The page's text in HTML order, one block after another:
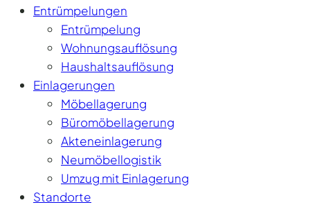
Entrümpelungen
Entrümpelung
Wohnungsauflösung
Haushaltsauflösung
Einlagerungen
Möbellagerung
Büromöbellagerung
Akteneinlagerung
Neumöbellogistik
Umzug mit Einlagerung
Standorte